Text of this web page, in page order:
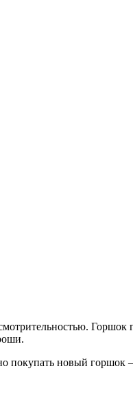
Горшок
покупать новый горшок –